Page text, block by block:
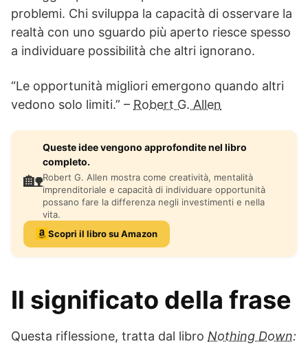
problemi. Chi sviluppa la capacità di osservare la
realtà con uno sguardo più aperto riesce spesso
a individuare possibilità che altri ignorano.
“Le opportunità migliori emergono quando altri
vedono solo limiti.” – Robert G. Allen
🏡
Queste idee vengono approfondite nel libro
completo.
Robert G. Allen mostra come creatività, mentalità
imprenditoriale e capacità di individuare opportunità
possano fare la differenza negli investimenti e nella
vita.
Scopri il libro su Amazon
Il significato della frase
Questa riflessione, tratta dal libro Nothing Down: